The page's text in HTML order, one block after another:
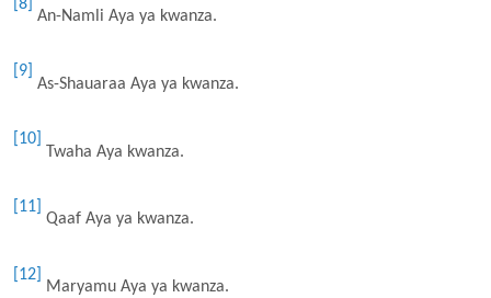
[8]
An-Namli Aya ya kwanza.
[9]
As-Shauaraa Aya ya kwanza.
[10]
Twaha Aya kwanza.
[11]
Qaaf Aya ya kwanza.
[12]
Maryamu Aya ya kwanza.